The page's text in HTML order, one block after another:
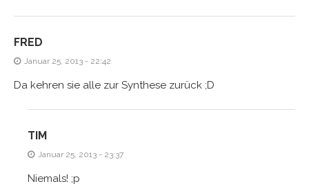
FRED
Januar 25, 2013 - 22:42
Da kehren sie alle zur Synthese zurück ;D
TIM
Januar 25, 2013 - 23:37
Niemals! ;p